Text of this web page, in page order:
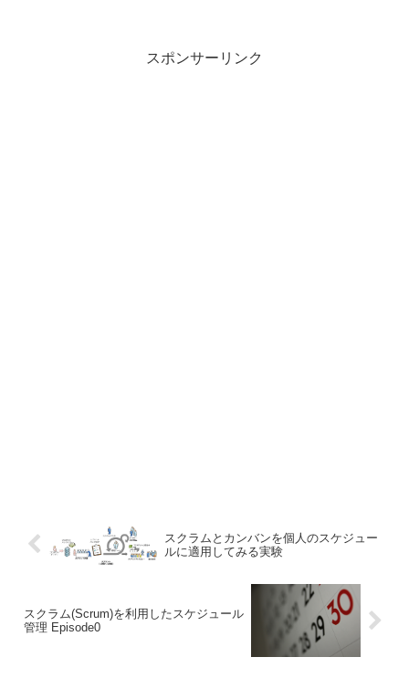
スポンサーリンク
スクラムとカンバンを個人のスケジュー
ルに適用してみる実験
スクラム(Scrum)を利用したスケジュール
管理 Episode0